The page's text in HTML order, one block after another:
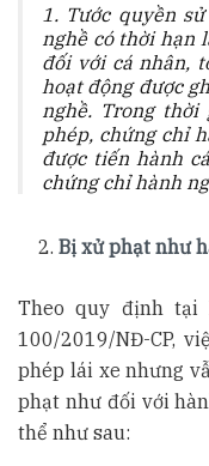
1. Tước quyền
nghề có thời hạn
đối với cá nhân,
hoạt động được
nghề. Trong
phép, chứng chỉ
được tiến hành
chứng chỉ hành
Bị xử phạt như
Theo quy định tại
100/2019/NĐ-CP,
phép lái xe nhưng
phạt như đối với
thể như sau: